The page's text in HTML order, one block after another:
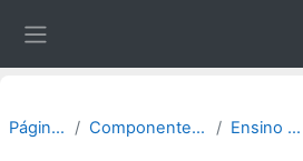
Página inicial Componentes Curriculares Ensino Presencial